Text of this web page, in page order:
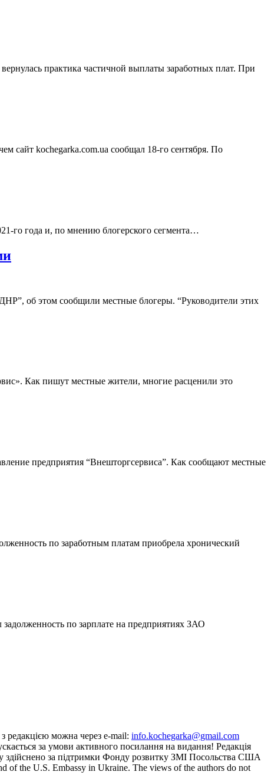
практика частичной выплаты заработных плат. При
сайт kochegarka.com.ua сообщал 18-го сентября. По
го года и, по мнению блогерского сегмента…
об этом сообщили местные блогеры. “Руководители этих
Как пишут местные жители, многие расценили это
предприятия “Внешторгсервиса”. Как сообщают местные
по заработным платам приобрела хронический
по зарплате на предприятиях ЗАО
редакцією можна через e-mail: info.kochegarka@gmail.com
за умови активного посилання на видання! Редакція
здійснено за підтримки Фонду розвитку ЗМІ Посольства США
of the U.S. Embassy in Ukraine. The views of the authors do not